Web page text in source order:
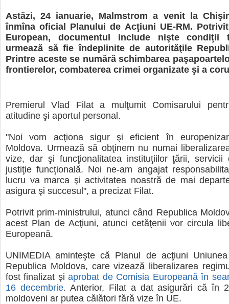
Astăzi, 24 ianuarie, Malmstrom a venit la
înmîna oficial Planului de Acţiuni UE-RM.
European, documentul include nişte condiţii
urmează să fie îndeplinite de autorităţile
Printre aceste se numără schimbarea
frontierelor, combaterea crimei organizate şi a
Premierul Vlad Filat a mulţumit Comisarului
atitudine şi aportul personal.
"Noi vom acţiona sigur şi eficient în
Moldova. Urmează să obţinem nu numai
vize, dar şi funcţionalitatea instituţiilor ţării, servicii
justiţie funcţională. Noi ne-am angajat
lucru va marca şi activitatea noastră de mai
asigura şi succesul", a precizat Filat.
Potrivit prim-ministrului, atunci când Republica
acest Plan de Acţiuni, atunci cetăţenii vor circula
Europeană.
UNIMEDIA aminteşte că Planul de acţiuni
Republica Moldova, care vizează liberalizarea
fost finalizat şiaprobat de Comisia Europeană în
16 decembrie. Anterior, Filat a dat asigurări că în
moldoveni ar putea călători fără vize în UE.